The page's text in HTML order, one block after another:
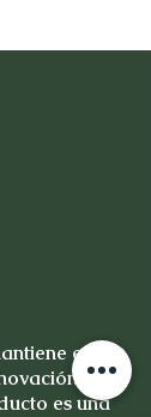
en el
y
es una